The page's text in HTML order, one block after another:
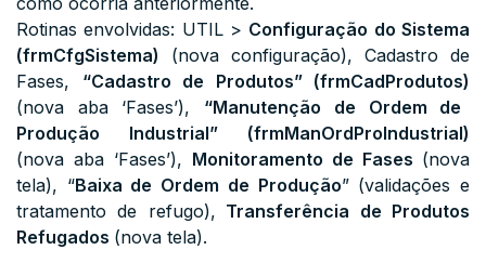
Rotinas envolvidas: UTIL > Configuração do Sistema
(frmCfgSistema) (nova configuração), Cadastro de
Fases, “Cadastro de Produtos” (frmCadProdutos)
(nova aba ‘Fases’), “Manutenção de Ordem de
Produção Industrial” (frmManOrdProIndustrial)
(nova aba ‘Fases’), Monitoramento de Fases (nova
tela), “Baixa de Ordem de Produção” (validações e
tratamento de refugo), Transferência de Produtos
Refugados (nova tela).